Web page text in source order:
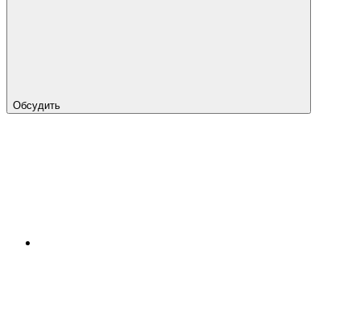
Обсудить